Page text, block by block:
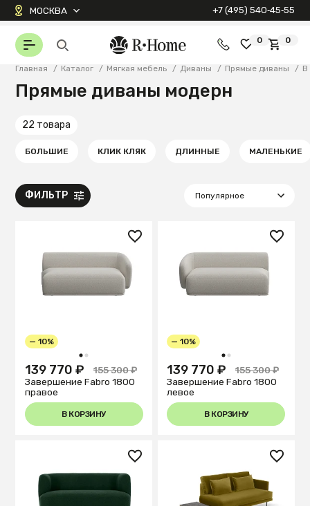
МОСКВА +7 (495) 540‑45‑55
0 0
Главная / Каталог / Мягкая мебель / Диваны / Прямые диваны / В
Прямые диваны модерн
22 товара
БОЛЬШИЕ КЛИК КЛЯК ДЛИННЫЕ МАЛЕНЬКИЕ
ФИЛЬТР
1 2
— 10%
139 770 ₽
155 300 ₽
Завершение Fabro 1800
правое
В КОРЗИНУ
1 2
— 10%
139 770 ₽
155 300 ₽
Завершение Fabro 1800
левое
В КОРЗИНУ